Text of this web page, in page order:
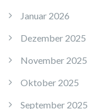
Januar 2026
Dezember 2025
November 2025
Oktober 2025
September 2025